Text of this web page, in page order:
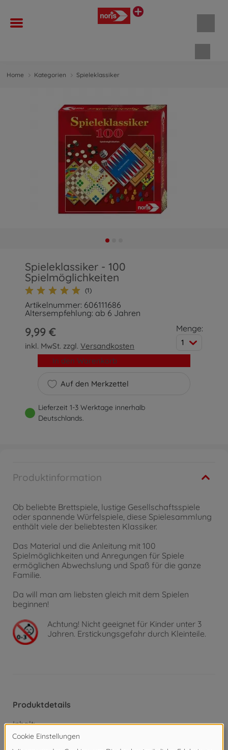
Home Kategorien Spieleklassiker
Spieleklassiker - 100
Spielmöglichkeiten
(1)
Artikelnummer: 606111686
Altersempfehlung: ab 6 Jahren
9,99 €
inkl. MwSt. zzgl.Versandkosten
Menge:
1
Auf den Merkzettel
In den Warenkorb
Lieferzeit 1-3 Werktage innerhalb
Deutschlands.
Produktinformation
Ob beliebte Brettspiele, lustige Gesellschaftsspiele
oder spannende Würfelspiele, diese Spielesammlung
enthält viele der beliebtesten Klassiker.
Das Material und die Anleitung mit 100
Spielmöglichkeiten und Anregungen für Spiele
ermöglichen Abwechslung und Spaß für die ganze
Familie.
Da will man am liebsten gleich mit dem Spielen
beginnen!
Achtung! Nicht geeignet für Kinder unter 3
Jahren. Erstickungsgefahr durch Kleinteile.
Produktdetails
Inhalt: